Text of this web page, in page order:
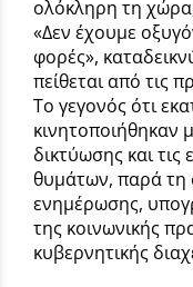
ολόκληρη τη
«Δεν έχουμε
φορές»,
πείθεται από τις
Το γεγονός ότι
κινητοποιήθηκαν
δικτύωσης και
θυμάτων, παρά τη
ενημέρωσης,
της κοινωνικής
κυβερνητικής